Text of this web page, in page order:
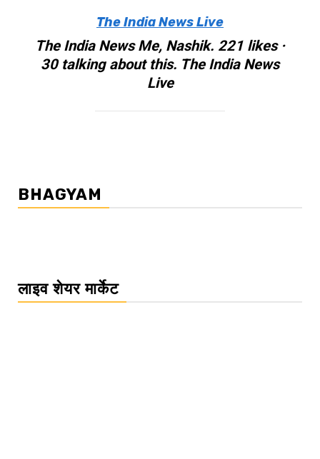
The India News Live
The India News Me, Nashik. 221 likes ·
30 talking about this. The India News
Live
BHAGYAM
लाइव शेयर मार्केट